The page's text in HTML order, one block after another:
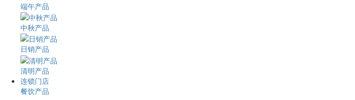
端午产品
中秋产品
日销产品
清明产品
连锁门店
餐饮产品